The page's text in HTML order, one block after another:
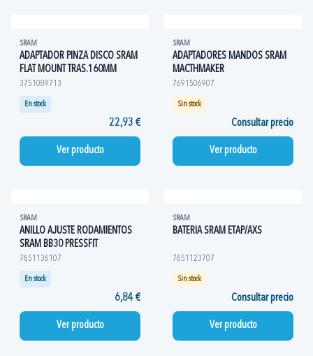
SRAM
ADAPTADOR PINZA DISCO SRAM
FLAT MOUNT TRAS.160MM
3751089713
En stock
22,93 €
Ver producto
SRAM
ADAPTADORES MANDOS SRAM
MACTHMAKER
7691506907
Sin stock
Consultar precio
Ver producto
SRAM
ANILLO AJUSTE RODAMIENTOS
SRAM BB30 PRESSFIT
7651136107
En stock
6,84 €
Ver producto
SRAM
BATERIA SRAM ETAP/AXS
7651123707
Sin stock
Consultar precio
Ver producto